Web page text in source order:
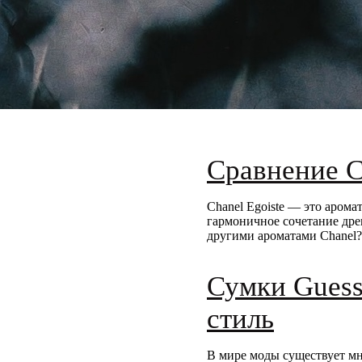
Сравнение
Chanel Egoiste — это
гармоничное сочетание
другими ароматами
Сумки
стиль
В мире моды существует